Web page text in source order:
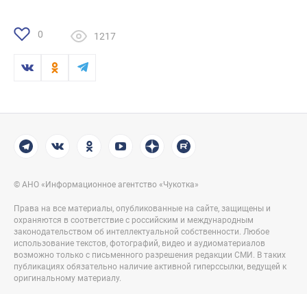
0 1217
© АНО «Информационное агентство «Чукотка»
Права на все материалы, опубликованные на сайте, защищены и
охраняются в соответствие с российским и международным
законодательством об интеллектуальной собственности. Любое
использование текстов, фотографий, видео и аудиоматериалов
возможно только с письменного разрешения редакции СМИ. В таких
публикациях обязательно наличие активной гиперссылки, ведущей к
оригинальному материалу.